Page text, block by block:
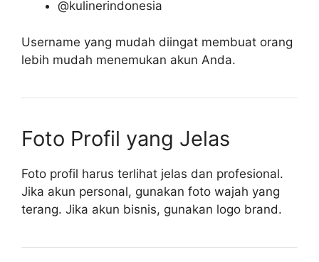
@kulinerindonesia
Username yang mudah diingat membuat orang
lebih mudah menemukan akun Anda.
Foto Profil yang Jelas
Foto profil harus terlihat jelas dan profesional.
Jika akun personal, gunakan foto wajah yang
terang. Jika akun bisnis, gunakan logo brand.